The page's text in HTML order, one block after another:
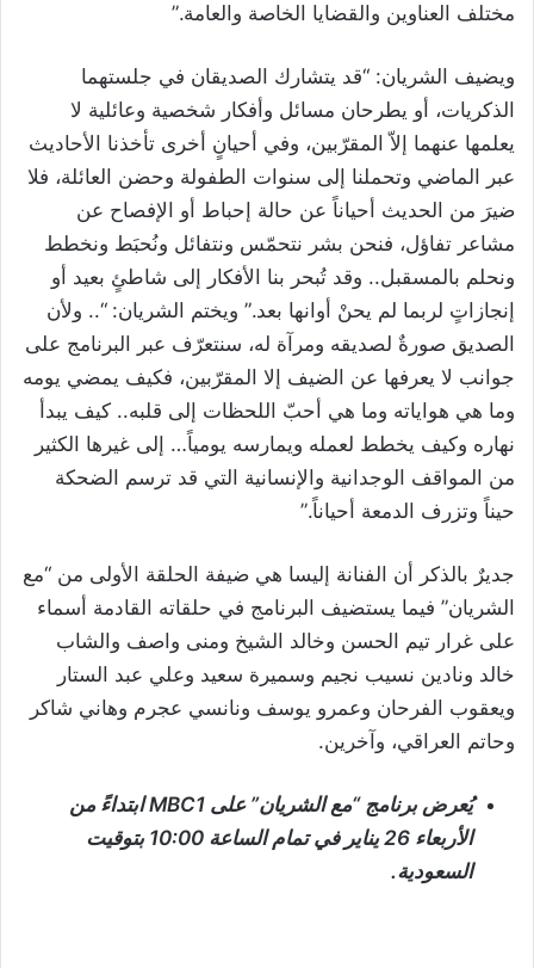
مختلف العناوين والقضايا الخاصة والعامة.”
ويضيف الشريان: “قد يتشارك الصديقان في جلستهما
الذكريات، أو يطرحان مسائل وأفكار شخصية وعائلية لا
يعلمها عنهما إلاّ المقرّبين، وفي أحيانٍ أخرى تأخذنا الأحاديث
عبر الماضي وتحملنا إلى سنوات الطفولة وحضن العائلة، فلا
ضيرَ من الحديث أحياناً عن حالة إحباط أو الإفصاح عن
مشاعر تفاؤل، فنحن بشر نتحمّس ونتفائل ونُحبَط ونخطط
ونحلم بالمسقبل.. وقد تُبحر بنا الأفكار إلى شاطئٍ بعيد أو
إنجازاتٍ لربما لم يحنْ أوانها بعد.” ويختم الشريان: “.. ولأن
الصديق صورةٌ لصديقه ومرآة له، سنتعرّف عبر البرنامج على
جوانب لا يعرفها عن الضيف إلا المقرّبين، فكيف يمضي يومه
وما هي هواياته وما هي أحبّ اللحظات إلى قلبه.. كيف يبدأ
نهاره وكيف يخطط لعمله ويمارسه يومياً… إلى غيرها الكثير
من المواقف الوجدانية والإنسانية التي قد ترسم الضحكة
حيناً وتزرف الدمعة أحياناً.”
جديرٌ بالذكر أن الفنانة إليسا هي ضيفة الحلقة الأولى من “مع
الشريان” فيما يستضيف البرنامج في حلقاته القادمة أسماء
على غرار تيم الحسن وخالد الشيخ ومنى واصف والشاب
خالد ونادين نسيب نجيم وسميرة سعيد وعلي عبد الستار
ويعقوب الفرحان وعمرو يوسف ونانسي عجرم وهاني شاكر
وحاتم العراقي، وآخرين.
يُعرض برنامج “مع الشريان” على MBC1ابتداءً من
الأربعاء 26 يناير في تمام الساعة 10:00 بتوقيت
السعودية.